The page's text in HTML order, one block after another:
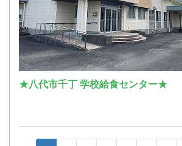
★八代市千丁 学校給食センター★